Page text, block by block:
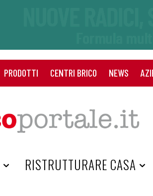
PRODOTTI CENTRI BRICO NEWS
RISTRUTTURARE CASA